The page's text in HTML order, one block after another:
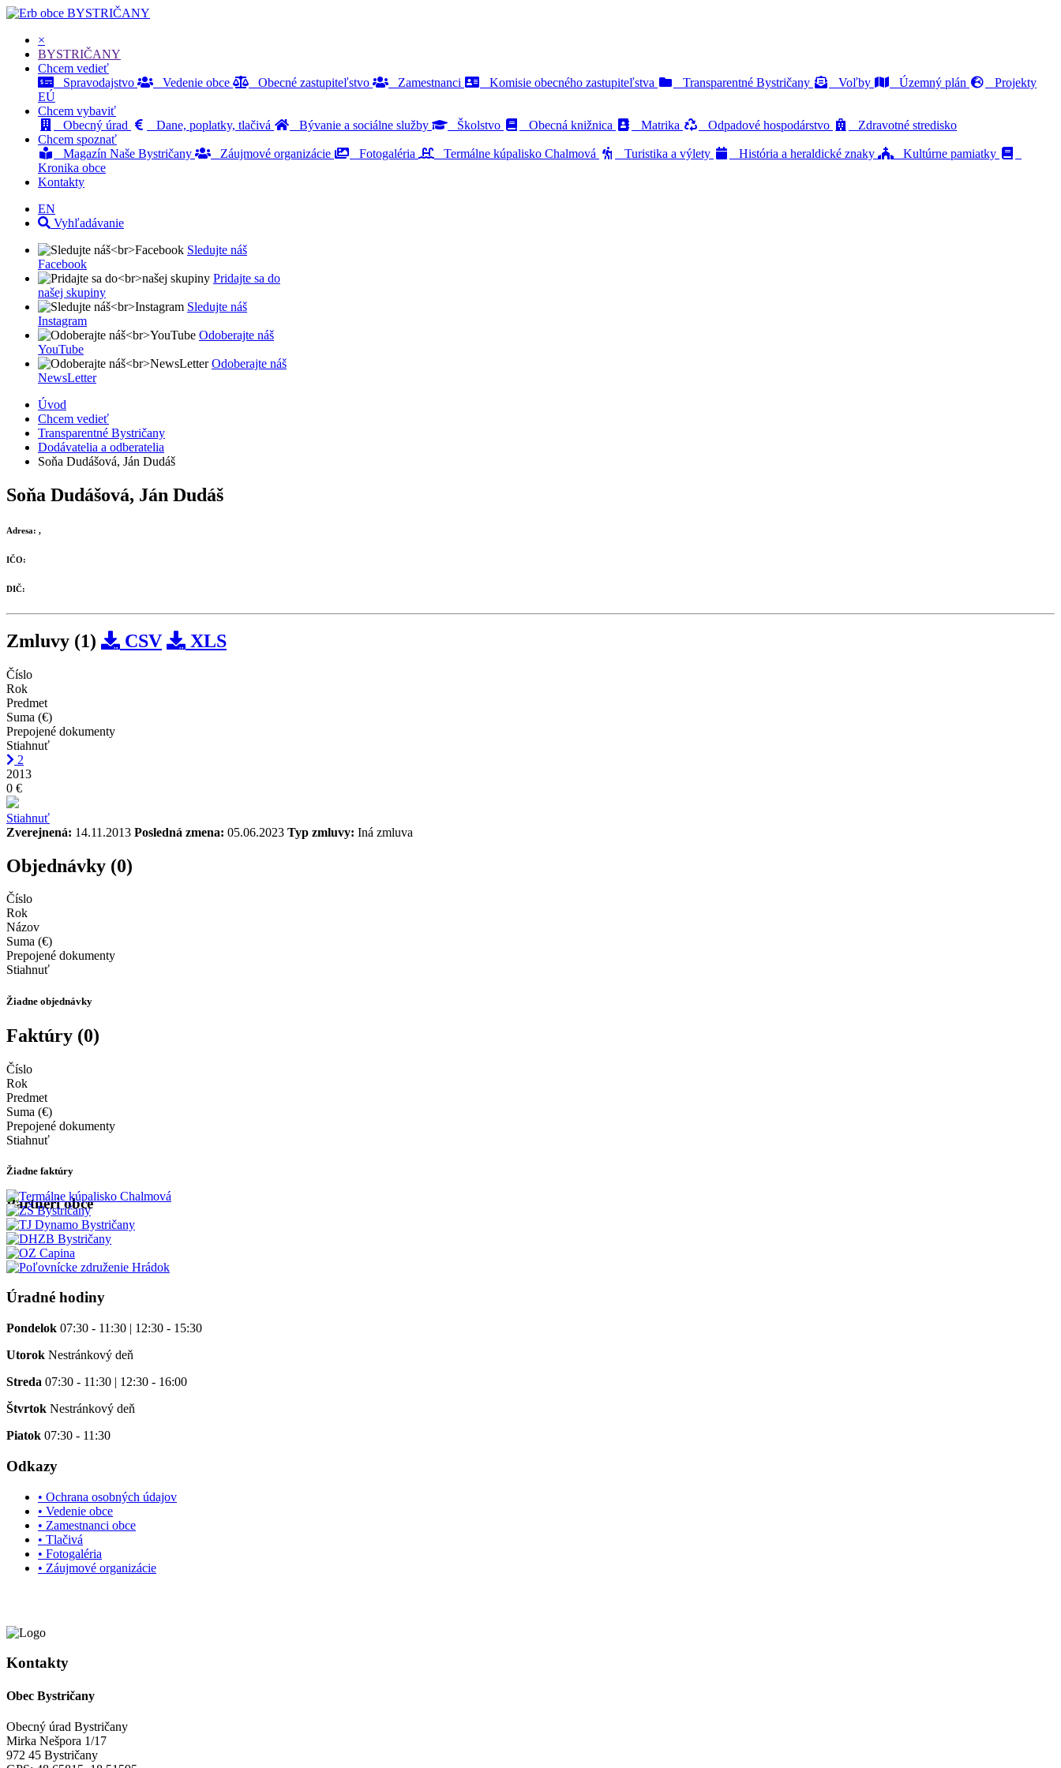
BYSTRIČANY
×
BYSTRIČANY
Chcem vedieť
Spravodajstvo
Vedenie obce Obecné zastupiteľstvo Zamestnanci Komisie obecného zastupiteľstva Transparentné Bystričany Voľby Územný plán
Projekty
EÚ
Chcem vybaviť
Obecný úrad
Dane, poplatky, tlačivá Bývanie a sociálne služby Školstvo Obecná knižnica Matrika Odpadové hospodárstvo
Zdravotné stredisko
Chcem spoznať
Magazín Naše Bystričany
Záujmové organizácie Fotogaléria Termálne kúpalisko Chalmová Turistika a výlety História a heraldické znaky
Kultúrne pamiatky
Kronika obce
Kontakty
EN
Vyhľadávanie
Sledujte náš
Facebook
Pridajte sa do
našej skupiny
Sledujte náš
Instagram
Odoberajte náš
YouTube
Odoberajte náš
NewsLetter
Úvod
Chcem vedieť
Transparentné Bystričany
Dodávatelia a odberatelia
Soňa Dudášová, Ján Dudáš
Soňa Dudášová, Ján Dudáš
Adresa: ,
IČO:
DIČ:
Zmluvy (1) CSV XLS
Číslo
Rok
Predmet
Suma (€)
Prepojené dokumenty
Stiahnuť
2
2013
0 €
Stiahnuť
Zverejnená: 14.11.2013 Posledná zmena: 05.06.2023 Typ zmluvy: Iná zmluva
Objednávky (0)
Číslo
Rok
Názov
Suma (€)
Prepojené dokumenty
Stiahnuť
Žiadne objednávky
Faktúry (0)
Číslo
Rok
Predmet
Suma (€)
Prepojené dokumenty
Stiahnuť
Žiadne faktúry
Partneri obce
Úradné hodiny
Pondelok 07:30 - 11:30 | 12:30 - 15:30
Utorok Nestránkový deň
Streda 07:30 - 11:30 | 12:30 - 16:00
Štvrtok Nestránkový deň
Piatok 07:30 - 11:30
Odkazy
• Ochrana osobných údajov
• Vedenie obce
• Zamestnanci obce
• Tlačivá
• Fotogaléria
• Záujmové organizácie
Kontakty
Obec Bystričany
Obecný úrad Bystričany
Mirka Nešpora 1/17
972 45 Bystričany